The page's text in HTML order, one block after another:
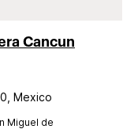
Cancun
Mexico
Miguel de